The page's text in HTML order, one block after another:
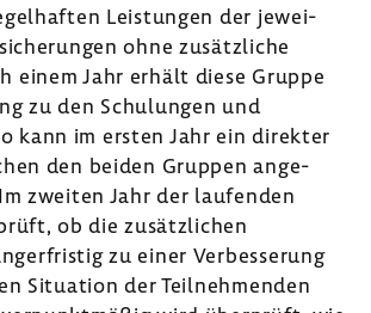
Leis­tungen der jewei­
ohne zusätz­liche
einem Jahr erhält diese Gruppe
zu den Schu­lungen und
kann im ersten Jahr ein direkter
den beiden Gruppen ange­
zweiten Jahr der laufenden
ob die zusätz­li­chen
zu einer Verbes­se­rung
Situa­tion der Teil­neh­menden